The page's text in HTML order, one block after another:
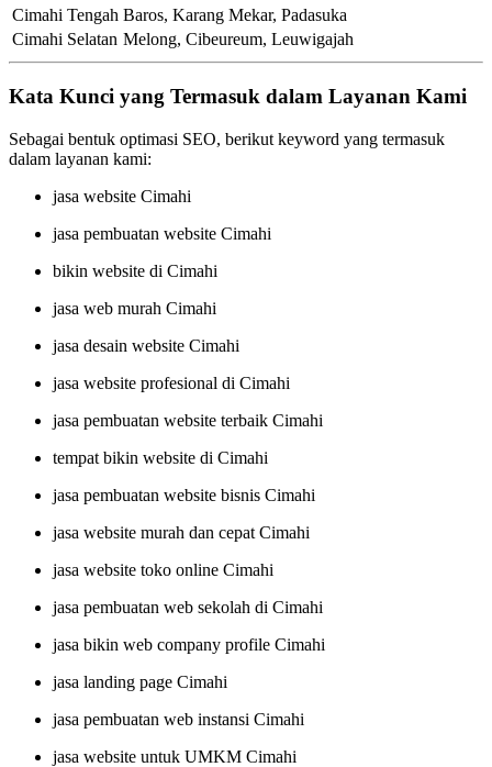
Cimahi Tengah Baros, Karang Mekar, Padasuka
Cimahi Selatan Melong, Cibeureum, Leuwigajah
Kata Kunci yang Termasuk dalam Layanan Kami
Sebagai bentuk optimasi SEO, berikut keyword yang termasuk
dalam layanan kami:
jasa website Cimahi
jasa pembuatan website Cimahi
bikin website di Cimahi
jasa web murah Cimahi
jasa desain website Cimahi
jasa website profesional di Cimahi
jasa pembuatan website terbaik Cimahi
tempat bikin website di Cimahi
jasa pembuatan website bisnis Cimahi
jasa website murah dan cepat Cimahi
jasa website toko online Cimahi
jasa pembuatan web sekolah di Cimahi
jasa bikin web company profile Cimahi
jasa landing page Cimahi
jasa pembuatan web instansi Cimahi
jasa website untuk UMKM Cimahi